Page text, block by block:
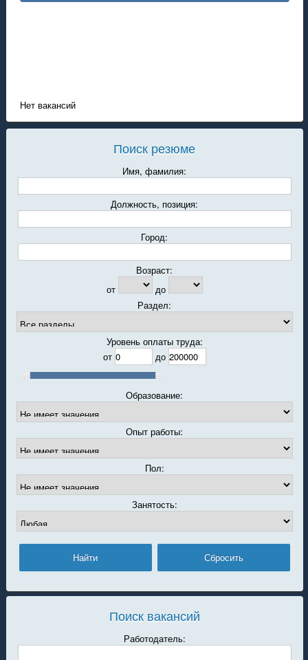
Нет вакансий
Поиск резюме
Имя, фамилия:
Должность, позиция:
Город:
Возраст:
от
до
Раздел:
Уровень оплаты труда:
от
до
Образование:
Опыт работы:
Пол:
Занятость:
Поиск вакансий
Работодатель: